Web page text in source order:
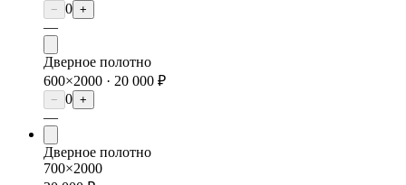
− 0 +
—
Дверное полотно
600×2000 · 20 000 ₽
− 0 +
—
Дверное полотно
700×2000